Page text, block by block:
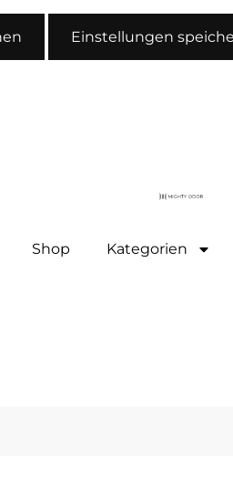
Einstellungen
Shop Kategorien